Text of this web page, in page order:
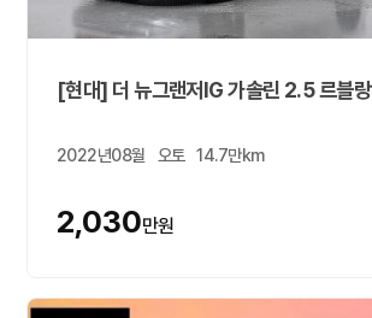
[현대] 더 뉴그랜저IG 가솔린 2.5 르블랑
2022년08월 오토 14.7만km
2,030만원